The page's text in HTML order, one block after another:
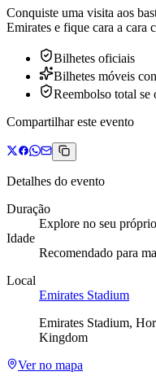
Conquiste uma visita aos
Emirates e fique cara a cara
Bilhetes oficiais
Bilhetes móveis
Reembolso total se
Compartilhar este evento
Detalhes do evento
Duração
Explore no seu
Idade
Recomendado para
Local
Emirates Stadium
Emirates Stadium,
Kingdom
Ver no mapa